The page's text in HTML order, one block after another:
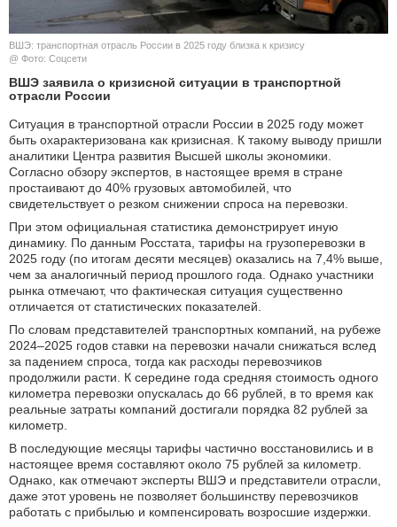
СПОРТ
ЭГОИЗМ
БЛОГ
ВШЭ: транспортная отрасль России в 2025 году близка к кризису
@ Фото: Соцсети
ВШЭ заявила о кризисной ситуации в транспортной
отрасли России
Ситуация в транспортной отрасли России в 2025 году может
быть охарактеризована как кризисная. К такому выводу пришли
аналитики Центра развития Высшей школы экономики.
Согласно обзору экспертов, в настоящее время в стране
простаивают до 40% грузовых автомобилей, что
свидетельствует о резком снижении спроса на перевозки.
При этом официальная статистика демонстрирует иную
динамику. По данным Росстата, тарифы на грузоперевозки в
2025 году (по итогам десяти месяцев) оказались на 7,4% выше,
чем за аналогичный период прошлого года. Однако участники
рынка отмечают, что фактическая ситуация существенно
отличается от статистических показателей.
По словам представителей транспортных компаний, на рубеже
2024–2025 годов ставки на перевозки начали снижаться вслед
за падением спроса, тогда как расходы перевозчиков
продолжили расти. К середине года средняя стоимость одного
километра перевозки опускалась до 66 рублей, в то время как
реальные затраты компаний достигали порядка 82 рублей за
километр.
В последующие месяцы тарифы частично восстановились и в
настоящее время составляют около 75 рублей за километр.
Однако, как отмечают эксперты ВШЭ и представители отрасли,
даже этот уровень не позволяет большинству перевозчиков
работать с прибылью и компенсировать возросшие издержки.